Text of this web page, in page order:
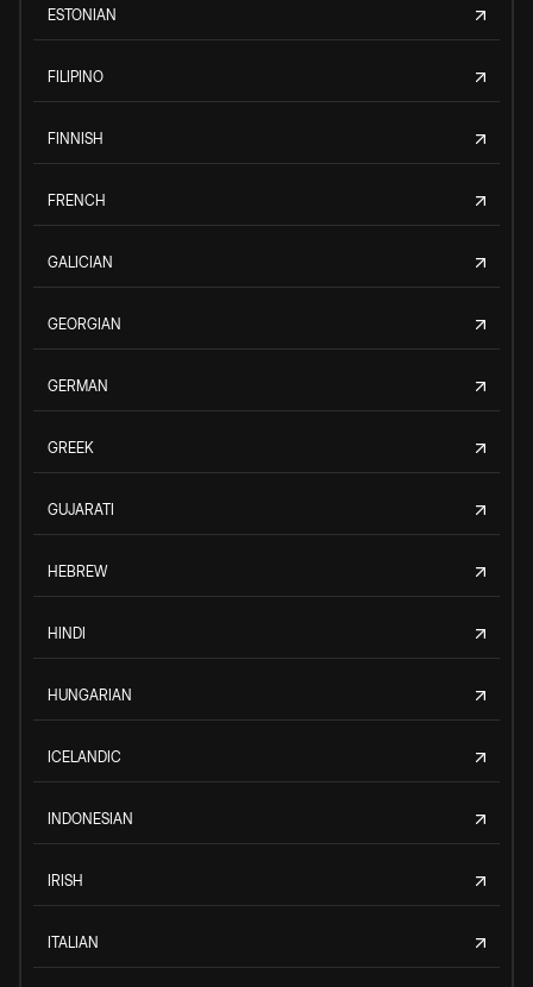
ESTONIAN
FILIPINO
FINNISH
FRENCH
GALICIAN
GEORGIAN
GERMAN
GREEK
GUJARATI
HEBREW
HINDI
HUNGARIAN
ICELANDIC
INDONESIAN
IRISH
ITALIAN